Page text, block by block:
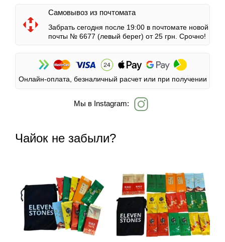
Самовывоз из почтомата
Забрать сегодня после 19:00 в почтомате новой
почты № 6677 (левый берег) от 25 грн. Срочно!
Онлайн-оплата, безналичный расчет или при получении
Мы в Instagram:
Чайок не забыли?